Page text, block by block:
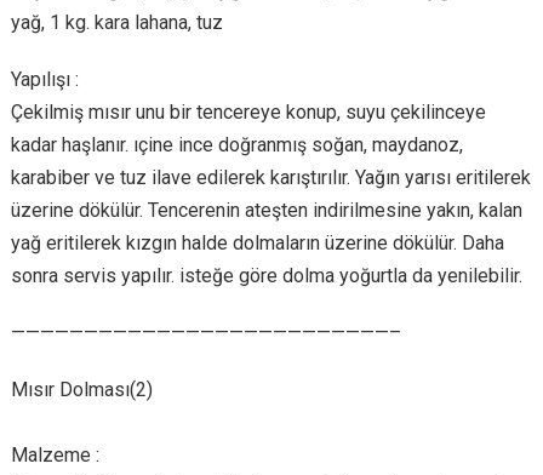
yağ, 1 kg. kara lahana, tuz
Yapılışı :
Çekilmiş mısır unu bir tencereye konup, suyu çekilinceye
kadar haşlanır. ıçine ince doğranmış soğan, maydanoz,
karabiber ve tuz ilave edilerek karıştırılır. Yağın yarısı eritilerek
üzerine dökülür. Tencerenin ateşten indirilmesine yakın, kalan
yağ eritilerek kızgın halde dolmaların üzerine dökülür. Daha
sonra servis yapılır. isteğe göre dolma yoğurtla da yenilebilir.
——————————————————————————–
Mısır Dolması(2)
Malzeme :